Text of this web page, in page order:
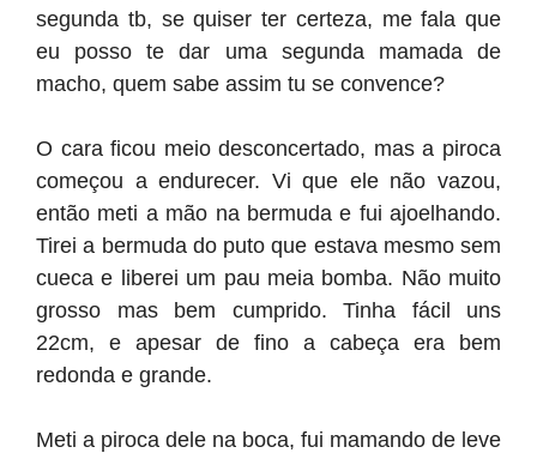
segunda tb, se quiser ter certeza, me fala que
eu posso te dar uma segunda mamada de
macho, quem sabe assim tu se convence?
O cara ficou meio desconcertado, mas a piroca
começou a endurecer. Vi que ele não vazou,
então meti a mão na bermuda e fui ajoelhando.
Tirei a bermuda do puto que estava mesmo sem
cueca e liberei um pau meia bomba. Não muito
grosso mas bem cumprido. Tinha fácil uns
22cm, e apesar de fino a cabeça era bem
redonda e grande.
Meti a piroca dele na boca, fui mamando de leve